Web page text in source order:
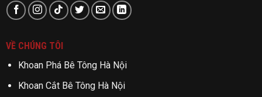
VỀ CHÚNG TÔI
Khoan Phá Bê Tông Hà Nội
Khoan Cắt Bê Tông Hà Nội